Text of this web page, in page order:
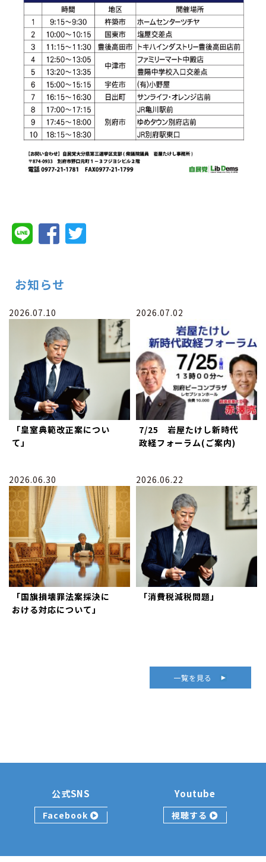
お知らせ
2026.07.10
「皇室典範改正案につい
て」
2026.07.02
7/25 岩屋たけし新時代
政経フォーラム(ご案内)
2026.06.30
「国旗損壊罪法案採決に
おける対応について」
2026.06.22
「消費税減税問題」
一覧を見る
公式SNS
Facebook
Youtube
視聴する